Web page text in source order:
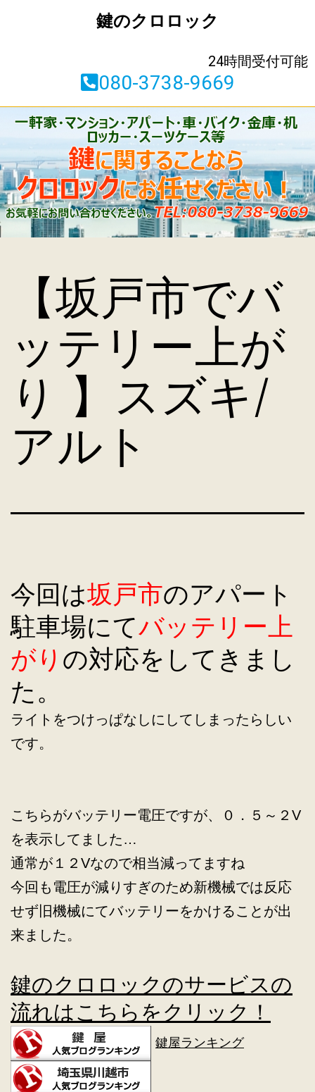
鍵のクロロック
24時間受付可能
080-3738-9669
【坂戸市でバ
ッテリー上が
り 】スズキ/
アルト
今回は坂戸市のアパート
駐車場にてバッテリー上
がり の対応をしてきまし
た。
ライトをつけっぱなしにしてしまったらしい
です。
こちらがバッテリー電圧ですが、０．５～２V
を表示してました…
通常が１２Vなので相当減ってますね
今回も電圧が減りすぎのため新機械では反応
せず旧機械にてバッテリーをかけることが出
来ました。
鍵のクロロックのサービスの
流れはこちらをクリック！
鍵屋ランキング